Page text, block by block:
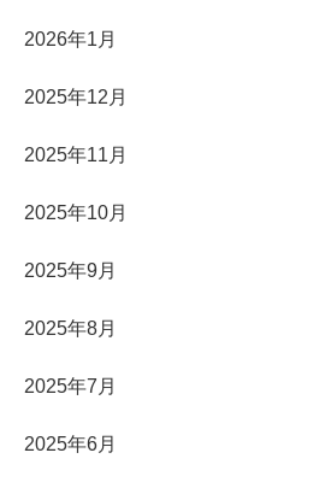
2026年1月
2025年12月
2025年11月
2025年10月
2025年9月
2025年8月
2025年7月
2025年6月